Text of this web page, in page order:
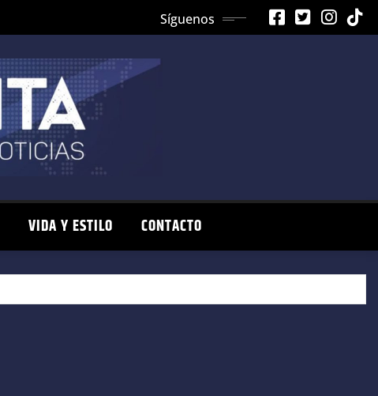
Síguenos
VIDA Y ESTILO CONTACTO